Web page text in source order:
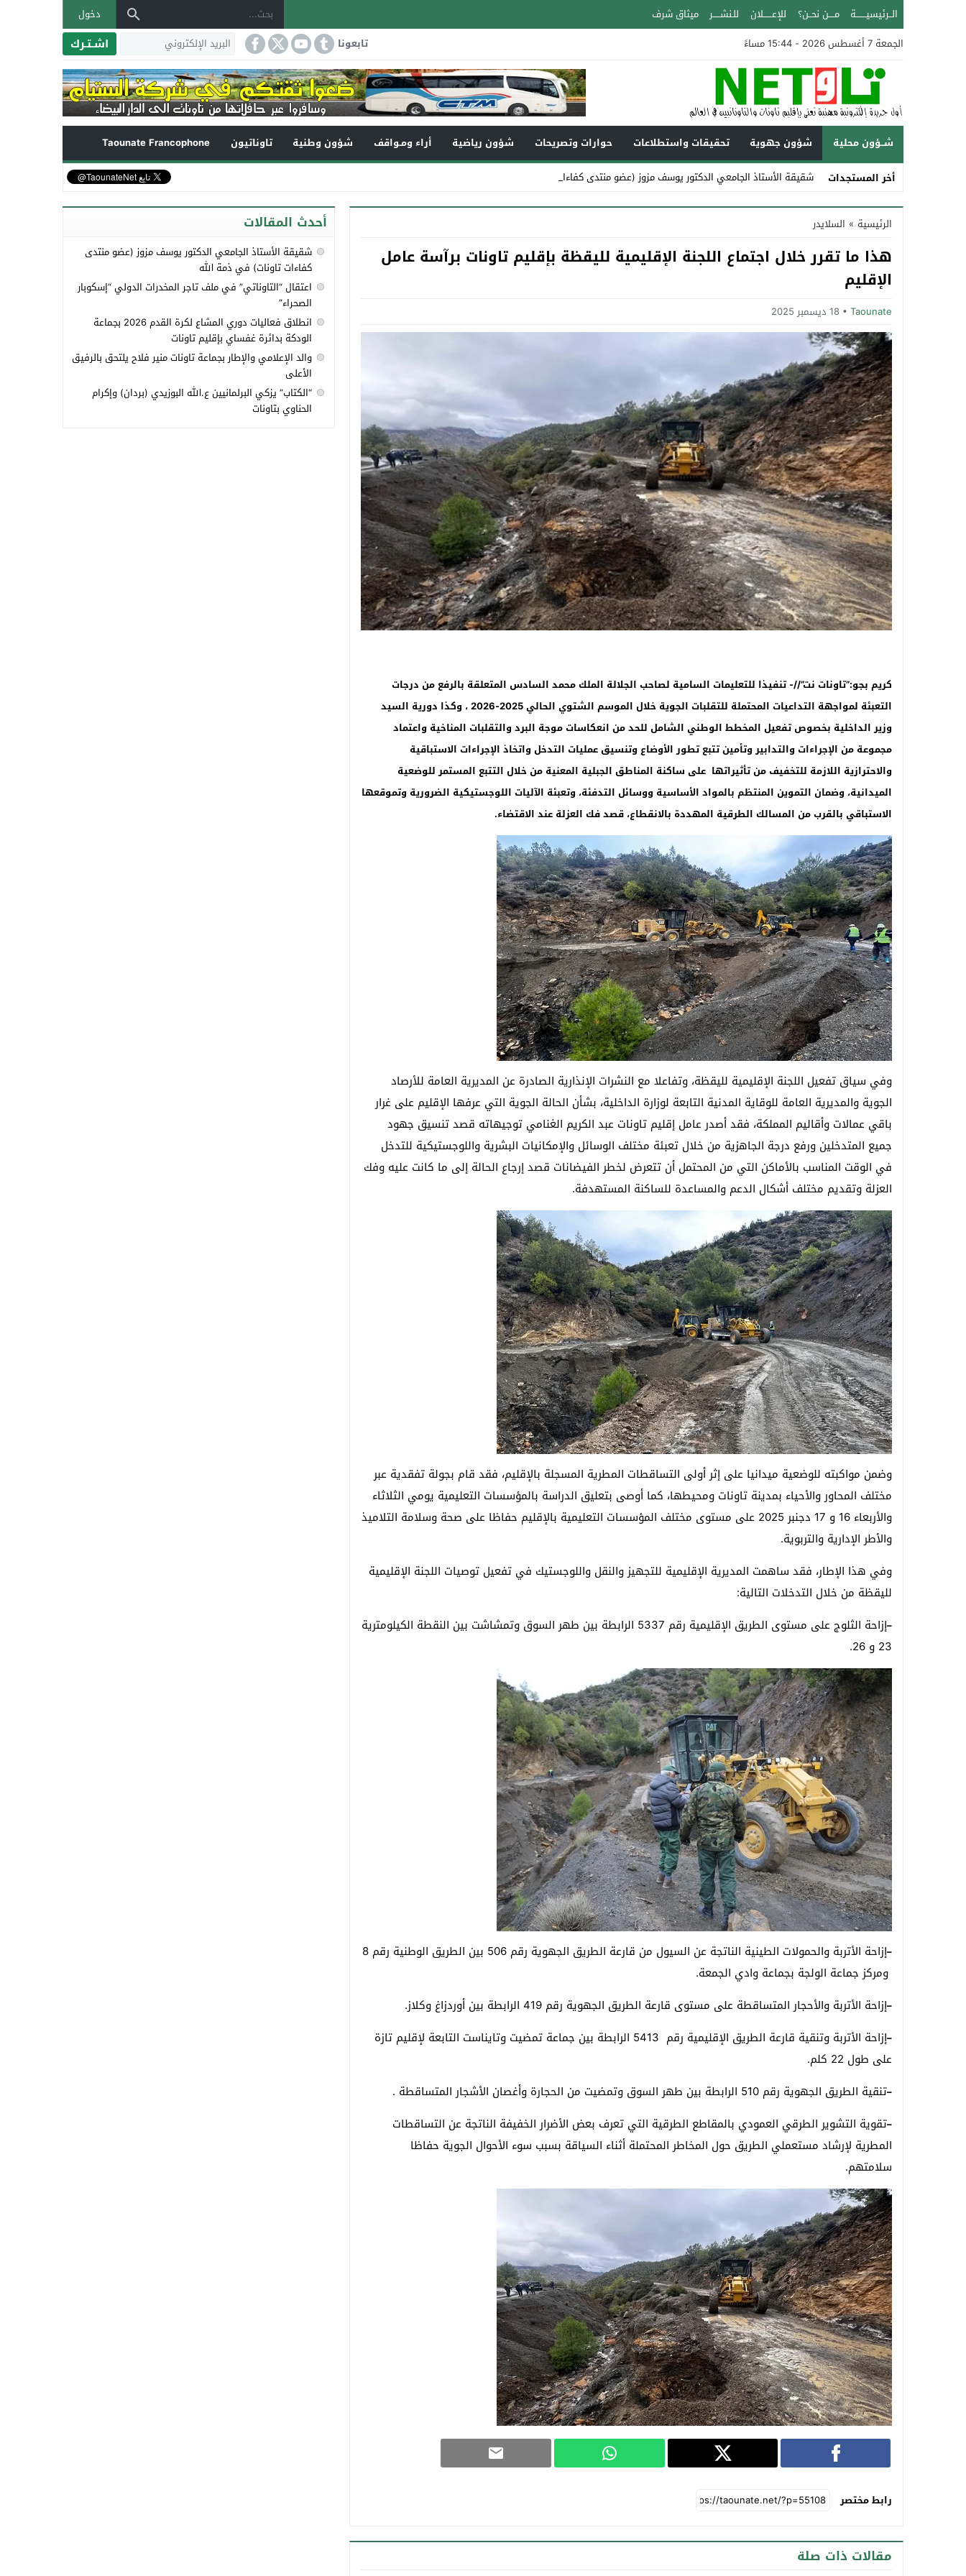
الــرئيسيـــــــة مــــن نحــن؟ للإعــــــلان للـنشـــــر ميثاق شرف
دخول
الجمعة 7 أغسطس 2026 - 15:44 مساءً
تابعونا اشـتـرك
شــؤون محلية شؤون جهوية تحقيقات واستطلاعات حوارات وتصريحات شؤون رياضية أراء ومـواقف شؤون وطنية تاوناتيون
Taounate Francophone
أخر المستجدات
شقيقة الأستاذ الجامعي الدكتور يوسف مزوز (عضو منتدى كفاءات تاونات) في ذمة _
Stop
Previous
Next
الرئيسية » السلايدر
هذا ما تقرر خلال اجتماع اللجنة الإقليمية لليقظة بإقليم تاونات برآسة عامل
الإقليم
Taounate 18 ديسمبر 2025
كريم بجو:”تاونات نت”//- تنفيذا للتعليمات السامية لصاحب الجلالة الملك محمد السادس المتعلقة بالرفع من درجات
التعبئة لمواجهة التداعيات المحتملة للتقلبات الجوية خلال الموسم الشتوي الحالي 2025-2026 ، وكذا دورية السيد
وزير الداخلية بخصوص تفعيل المخطط الوطني الشامل للحد من انعكاسات موجة البرد والتقلبات المناخية واعتماد
مجموعة من الإجراءات والتدابير وتأمين تتبع تطور الأوضاع وتنسيق عمليات التدخل واتخاذ الإجراءات الاستباقية
والاحترازية اللازمة للتخفيف من تأثيراتها على ساكنة المناطق الجبلية المعنية من خلال التتبع المستمر للوضعية
الميدانية، وضمان التموين المنتظم بالمواد الأساسية ووسائل التدفئة، وتعبئة الآليات اللوجستيكية الضرورية وتموقعها
الاستباقي بالقرب من المسالك الطرقية المهددة بالانقطاع، قصد فك العزلة عند الاقتضاء.
وفي سياق تفعيل اللجنة الإقليمية لليقظة، وتفاعلا مع النشرات الإنذارية الصادرة عن المديرية العامة للأرصاد
الجوية والمديرية العامة للوقاية المدنية التابعة لوزارة الداخلية، بشأن الحالة الجوية التي عرفها الإقليم على غرار
باقي عمالات وأقاليم المملكة، فقد أصدر عامل إقليم تاونات عبد الكريم الغنامي توجيهاته قصد تنسيق جهود
جميع المتدخلين ورفع درجة الجاهزية من خلال تعبئة مختلف الوسائل والإمكانيات البشرية واللوجستيكية للتدخل
في الوقت المناسب بالأماكن التي من المحتمل أن تتعرض لخطر الفيضانات قصد إرجاع الحالة إلى ما كانت عليه وفك
العزلة وتقديم مختلف أشكال الدعم والمساعدة للساكنة المستهدفة.
وضمن مواكبته للوضعية ميدانيا على إثر أولى التساقطات المطرية المسجلة بالإقليم، فقد قام بجولة تفقدية عبر
مختلف المحاور والأحياء بمدينة تاونات ومحيطها، كما أوصى بتعليق الدراسة بالمؤسسات التعليمية يومي الثلاثاء
والأربعاء 16 و 17 دجنبر 2025 على مستوى مختلف المؤسسات التعليمية بالإقليم حفاظا على صحة وسلامة التلاميذ
والأطر الإدارية والتربوية.
وفي هذا الإطار، فقد ساهمت المديرية الإقليمية للتجهيز والنقل واللوجستيك في تفعيل توصيات اللجنة الإقليمية
لليقظة من خلال التدخلات التالية:
–
إزاحة الثلوج على مستوى الطريق الإقليمية رقم 5337 الرابطة بين طهر السوق وتمشاشت بين النقطة الكيلومترية
23 و 26.
–
إزاحة الأتربة والحمولات الطينية الناتجة عن السيول من قارعة الطريق الجهوية رقم 506 بين الطريق الوطنية رقم 8
ومركز جماعة الولجة بجماعة وادي الجمعة.
–إزاحة الأتربة والأحجار المتساقطة على مستوى قارعة الطريق الجهوية رقم 419 الرابطة بين أوردزاغ وكلاز.
–
إزاحة الأتربة وتنقية قارعة الطريق الإقليمية رقم 5413 الرابطة بين جماعة تمضيت وتايناست التابعة لإقليم تازة
على طول 22 كلم.
–تنقية الطريق الجهوية رقم 510 الرابطة بين طهر السوق وتمضيت من الحجارة وأغصان الأشجار المتساقطة .
–تقوية التشوير الطرقي العمودي بالمقاطع الطرقية التي تعرف بعض الأضرار الخفيفة الناتجة عن التساقطات
المطرية لإرشاد مستعملي الطريق حول المخاطر المحتملة أثناء السياقة بسبب سوء الأحوال الجوية حفاظا
سلامتهم.
رابط مختصر
مقالات ذات صلة
أحدث المقالات
شقيقة الأستاذ الجامعي الدكتور يوسف مزوز (عضو منتدى
كفاءات تاونات) في ذمة الله
اعتقال “التاوناتي” في ملف تاجر المخدرات الدولي “إسكوبار
الصحراء”
انطلاق فعاليات دوري المشاع لكرة القدم 2026 بجماعة
الودكة بدائرة غفساي بإقليم تاونات
والد الإعلامي والإطار بجماعة تاونات منير فلاح يلتحق بالرفيق
الأعلى
“الكتاب” يزكي البرلمانيين ع.الله البوزيدي (بردان) وإكرام
الحناوي بتاونات